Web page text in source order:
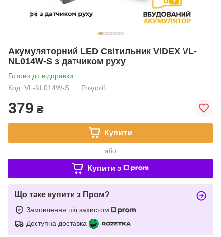
Акумуляторний LED Світильник VIDEX VL-
NL014W-S з датчиком руху
Готово до відправки
Код: VL-NL014W-S
Роздріб
379 ₴
Купити
або
Купити з
Що таке купити з Пром?
Замовлення під захистом
Доступна доставка